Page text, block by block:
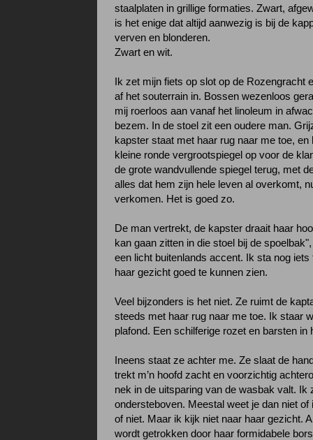
staalplaten in grillige formaties. Zwart,
is het enige dat altijd aanwezig is bij de
verven en blonderen.
Zwart en wit.
Ik zet mijn fiets op slot op de Rozengracht
af het souterrain in. Bossen wezenloos
mij roerloos aan vanaf het linoleum in
bezem. In de stoel zit een oudere man.
kapster staat met haar rug naar me toe, en
kleine ronde vergrootspiegel op voor de
de grote wandvullende spiegel terug, met
alles dat hem zijn hele leven al overkomt,
verkomen. Het is goed zo.
De man vertrekt, de kapster draait haar
kan gaan zitten in die stoel bij de
een licht buitenlands accent. Ik sta nog
haar gezicht goed te kunnen zien.
Veel bijzonders is het niet. Ze ruimt de
steeds met haar rug naar me toe. Ik staar
plafond. Een schilferige rozet en barsten in
Ineens staat ze achter me. Ze slaat de
trekt m’n hoofd zacht en voorzichtig
nek in de uitsparing van de wasbak valt. Ik
ondersteboven. Meestal weet je dan niet of
of niet. Maar ik kijk niet naar haar gezicht.
wordt getrokken door haar formidabele